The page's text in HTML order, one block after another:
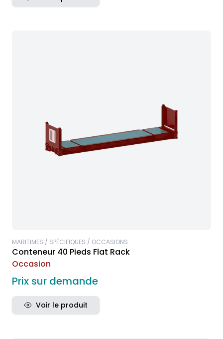
MARITIMES / SPÉCIFIQUES / OCCASIONS
Conteneur 40 Pieds Flat Rack
Occasion
Prix sur demande
Voir le produit